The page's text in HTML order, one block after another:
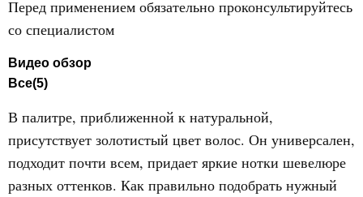
Перед применением обязательно проконсультируйтесь
со специалистом
Видео обзор
Все(5)
В палитре, приближенной к натуральной,
присутствует золотистый цвет волос. Он универсален,
подходит почти всем, придает яркие нотки шевелюре
разных оттенков. Как правильно подобрать нужный